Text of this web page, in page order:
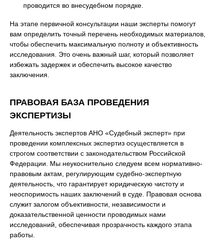
проводится во внесудебном порядке.
На этапе первичной консультации наши эксперты помогут
вам определить точный перечень необходимых материалов,
чтобы обеспечить максимальную полноту и объективность
исследования. Это очень важный шаг, который позволяет
избежать задержек и обеспечить высокое качество
заключения.
ПРАВОВАЯ БАЗА ПРОВЕДЕНИЯ
ЭКСПЕРТИЗЫ
Деятельность экспертов АНО «Судебный эксперт» при
проведении комплексных экспертиз осуществляется в
строгом соответствии с законодательством Российской
Федерации. Мы неукоснительно следуем всем нормативно-
правовым актам, регулирующим судебно-экспертную
деятельность, что гарантирует юридическую чистоту и
неоспоримость наших заключений в суде. Правовая основа
служит залогом объективности, независимости и
доказательственной ценности проводимых нами
исследований, обеспечивая прозрачность каждого этапа
работы.